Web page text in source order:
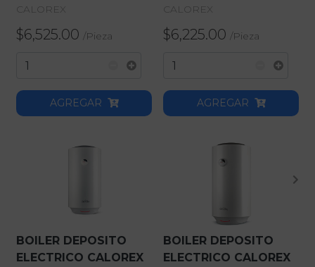
CALOREX
$6,525.00 /Pieza
AGREGAR
CALOREX
$6,225.00 /Pieza
AGREGAR
BOILER DEPOSITO
ELECTRICO CALOREX
BOILER DEPOSITO
ELECTRICO CALOREX